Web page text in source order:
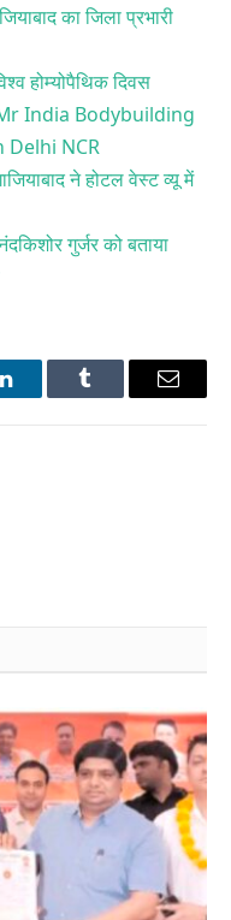
का जिला प्रभारी
होम्योपैथिक दिवस
India Bodybuilding
NCR
ने होटल वेस्ट व्यू में
गुर्जर को बताया
LinkedInTumblr Email